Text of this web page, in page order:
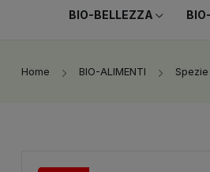
BIO-BELLEZZA
Home BIO-ALIMENTI